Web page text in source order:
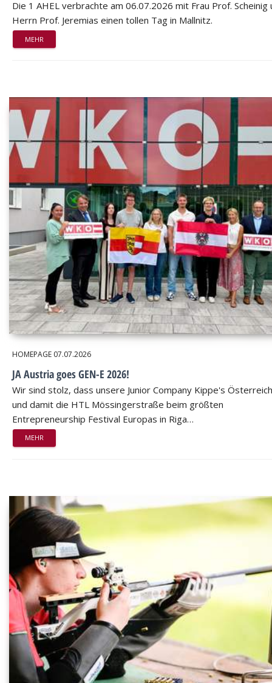
Die 1 AHEL verbrachte am 06.07.2026 mit Frau Prof. Scheinig
Herrn Prof. Jeremias einen tollen Tag in Mallnitz.
MEHR
HOMEPAGE 07.07.2026
JA Austria goes GEN-E 2026!
Wir sind stolz, dass unsere Junior Company Kippe's Österreich
und damit die HTL Mössingerstraße beim größten
Entrepreneurship Festival Europas in Riga…
MEHR